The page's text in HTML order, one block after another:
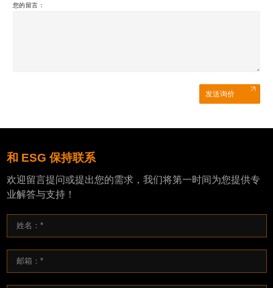
您的留言：
发送询价
和 ESG 保持联系
欢迎留言提问或提出您的需求，我们将第一时间为您提供专
业解答与支持！